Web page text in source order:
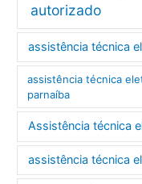
autorizado
assistência técnica
assistência técnica
parnaíba
Assistência técnica
assistência técnica